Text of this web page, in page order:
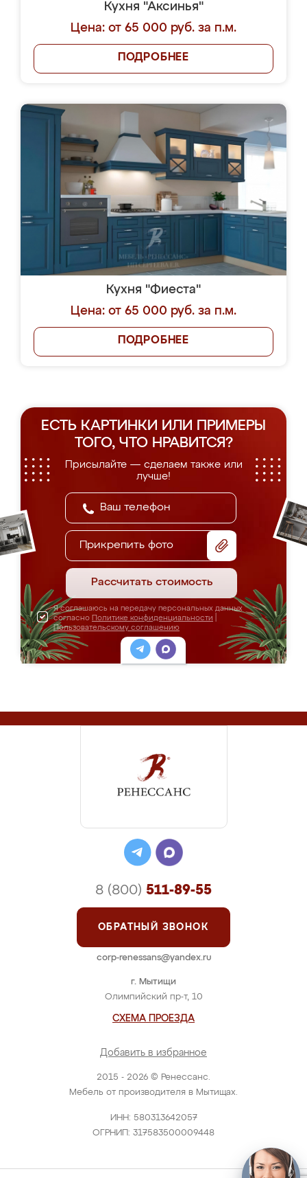
Кухня "Аксинья"
Цена: от 65 000 руб. за п.м.
ПОДРОБНЕЕ
Кухня "Фиеста"
Цена: от 65 000 руб. за п.м.
ПОДРОБНЕЕ
ЕСТЬ КАРТИНКИ ИЛИ ПРИМЕРЫ
ТОГО, ЧТО НРАВИТСЯ?
Присылайте — сделаем также или
лучше!
Прикрепить фото
Рассчитать стоимость
Я соглашаюсь на передачу персональных данных
согласно Политике конфиденциальности
Пользовательскому соглашению
2015 - 2026 © Ренессанс.
Мебель от производителя в Мытищах.
ИНН: 580313642057
ОГРНИП: 317583500009448
г. Мытищи
Олимпийский пр-т, 10
СХЕМА ПРОЕЗДА
Добавить в избранное
8 (800) 511-89-55
ОБРАТНЫЙ ЗВОНОК
corp-renessans@yandex.ru